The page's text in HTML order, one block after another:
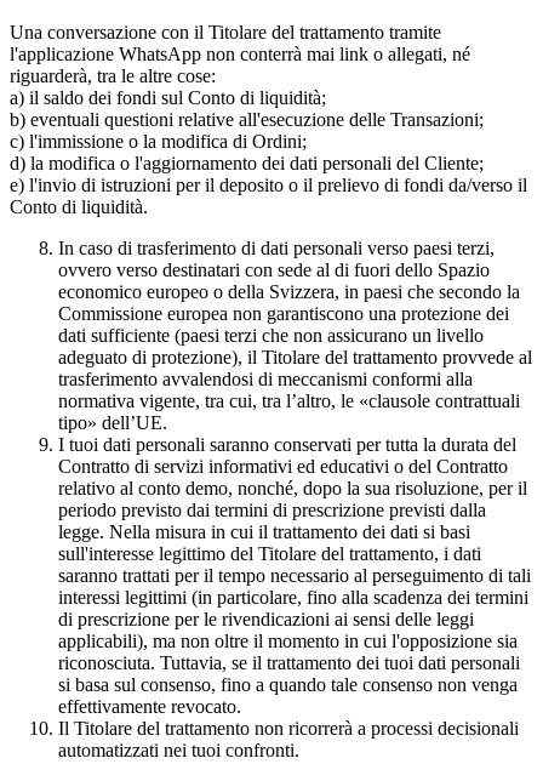
Una conversazione con il Titolare del trattamento tramite
l'applicazione WhatsApp non conterrà mai link o allegati, né
riguarderà, tra le altre cose:
a) il saldo dei fondi sul Conto di liquidità;
b) eventuali questioni relative all'esecuzione delle Transazioni;
c) l'immissione o la modifica di Ordini;
d) la modifica o l'aggiornamento dei dati personali del Cliente;
e) l'invio di istruzioni per il deposito o il prelievo di fondi da/verso il
Conto di liquidità.
In caso di trasferimento di dati personali verso paesi terzi,
ovvero verso destinatari con sede al di fuori dello Spazio
economico europeo o della Svizzera, in paesi che secondo la
Commissione europea non garantiscono una protezione dei
dati sufficiente (paesi terzi che non assicurano un livello
adeguato di protezione), il Titolare del trattamento provvede al
trasferimento avvalendosi di meccanismi conformi alla
normativa vigente, tra cui, tra l’altro, le «clausole contrattuali
tipo» dell’UE.
I tuoi dati personali saranno conservati per tutta la durata del
Contratto di servizi informativi ed educativi o del Contratto
relativo al conto demo, nonché, dopo la sua risoluzione, per il
periodo previsto dai termini di prescrizione previsti dalla
legge. Nella misura in cui il trattamento dei dati si basi
sull'interesse legittimo del Titolare del trattamento, i dati
saranno trattati per il tempo necessario al perseguimento di tali
interessi legittimi (in particolare, fino alla scadenza dei termini
di prescrizione per le rivendicazioni ai sensi delle leggi
applicabili), ma non oltre il momento in cui l'opposizione sia
riconosciuta. Tuttavia, se il trattamento dei tuoi dati personali
si basa sul consenso, fino a quando tale consenso non venga
effettivamente revocato.
Il Titolare del trattamento non ricorrerà a processi decisionali
automatizzati nei tuoi confronti.